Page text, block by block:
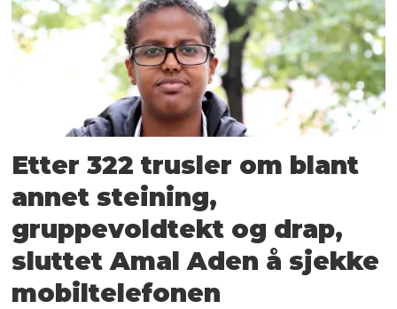
Etter 322 trusler om blant
annet steining,
gruppevoldtekt og drap,
sluttet Amal Aden å sjekke
mobiltelefonen